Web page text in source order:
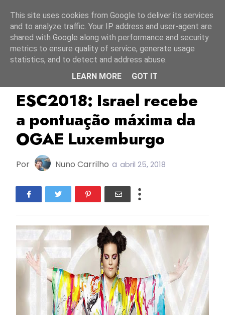
Israel Luxemburgo
ESC2018: Israel recebe
a pontuação máxima da
OGAE Luxemburgo
Por Nuno Carrilho a abril 25, 2018
This site uses cookies from Google to deliver its services
and to analyze traffic. Your IP address and user-agent are
shared with Google along with performance and security
metrics to ensure quality of service, generate usage
statistics, and to detect and address abuse.
LEARN MORE
GOT IT